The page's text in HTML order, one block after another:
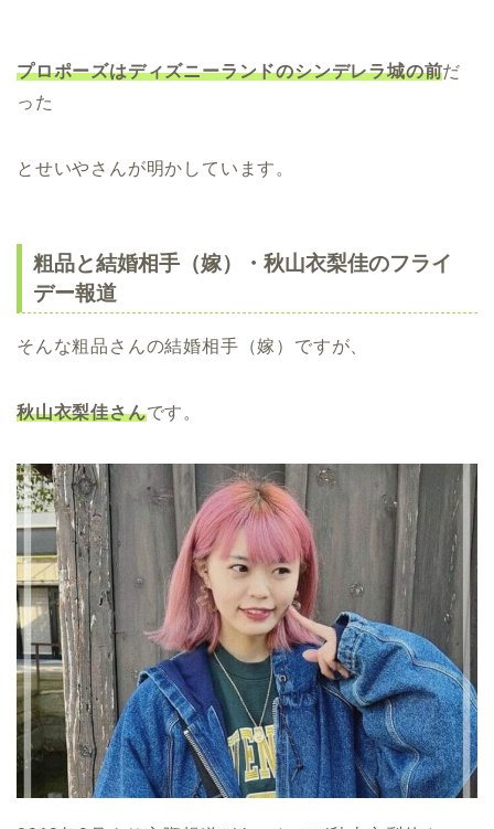
プロポーズはディズニーランドのシンデレラ城の前だ
った
とせいやさんが明かしています。
粗品と結婚相手（嫁）・秋山衣梨佳のフライ
デー報道
そんな粗品さんの結婚相手（嫁）ですが、
秋山衣梨佳さんです。